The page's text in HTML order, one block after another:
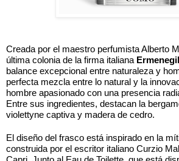
Creada por el maestro perfumista Alberto
última colonia de la firma italiana
balance excepcional entre naturaleza y
perfecta mezcla entre lo natural y la
hombre apasionado con una presencia
Entre sus ingredientes, destacan la
violettyne captiva y madera de cedro.
El diseño del frasco está inspirado en la
construida por el escritor italiano Curzio